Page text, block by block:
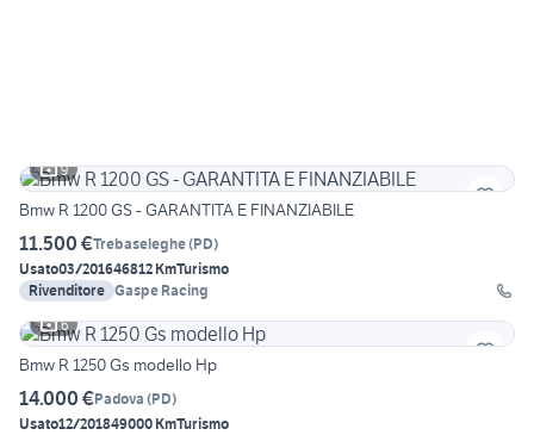
9
Bmw R 1200 GS - GARANTITA E FINANZIABILE
11.500 €Trebaseleghe(PD)
Usato03/201646812 KmTurismo
Rivenditore Gaspe Racing
6
Bmw R 1250 Gs modello Hp
14.000 €Padova (PD)
Usato12/201849000 KmTurismo